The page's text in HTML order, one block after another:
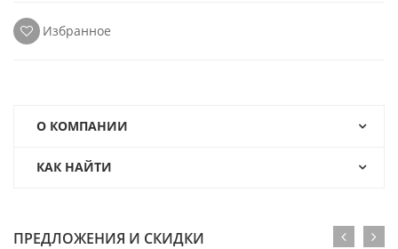
Избранное
О КОМПАНИИ
КАК НАЙТИ
ПРЕДЛОЖЕНИЯ И СКИДКИ